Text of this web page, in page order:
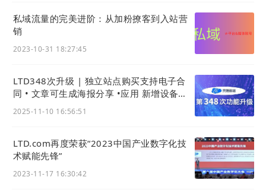
学、生态共建、权威认证，全面覆盖个人能力进阶与
组织能力建设。其方法论鲜明地区别于传统模式：不
教“操作”而教“思考”，不授“答案”而培养“解题能力”，
启动会的成功举行，标志着DMP项目正式步入实施阶
段。随着启动仪式的圆满落幕，DMP数智领军人才培
新尝试，更是为中国企业在全球数智化浪潮中突围，
准备好了一套完整的“人才+系统”驱动方案。
私域流量的完美进阶：从加粉撩客到入站营
销
2023-10-31 18:27:45
LTD348次升级 | 独立站点购买支持电子合
同 • 文章可生成海报分享 •应用 新增设备租
2025-11-10 16:56:51
LTD.com再度荣获“2023中国产业数字化技
术赋能先锋”
2023-11-17 16:30:42